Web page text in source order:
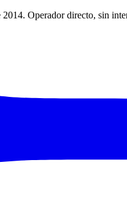
Operador directo, sin